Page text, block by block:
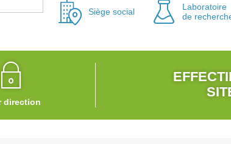
Siège social
Laboratoire
de
direction